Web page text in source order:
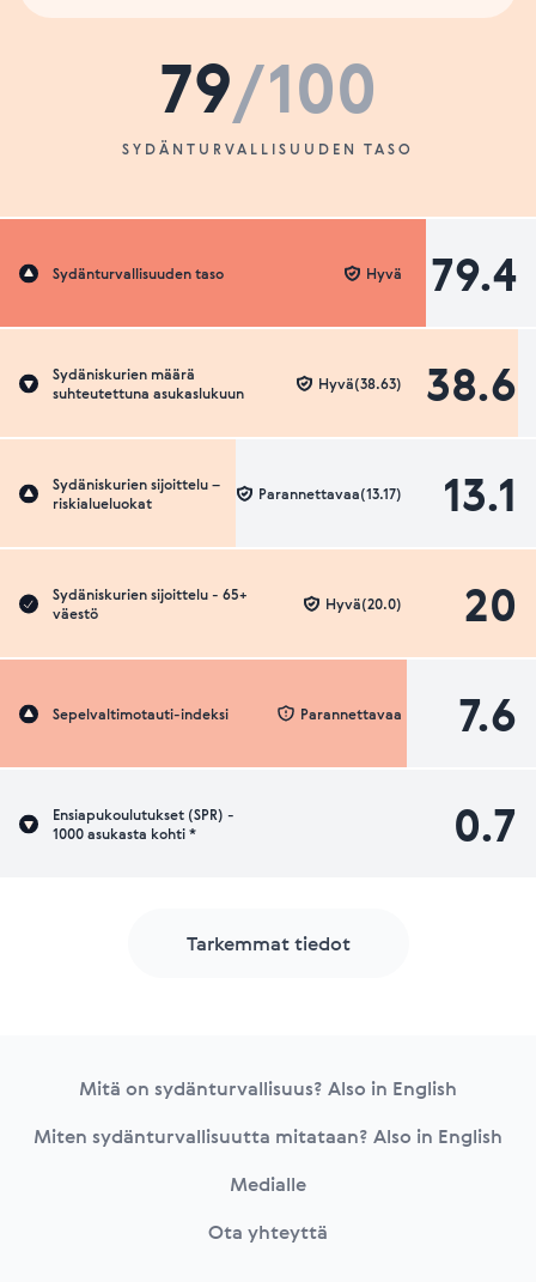
79/100
SYDÄNTURVALLISUUDEN TASO
Sydänturvallisuuden taso 79.4
Hyvä
Sydäniskurien määrä
suhteutettuna asukaslukuun
38.6
Hyvä(38.63)
Sydäniskurien sijoittelu –
riskialueluokat
13.1
Parannettavaa(13.17)
Sydäniskurien sijoittelu - 65+
väestö
20
Hyvä(20.0)
Sepelvaltimotauti-indeksi 7.6
Parannettavaa
Ensiapukoulutukset (SPR) -
1000 asukasta kohti *
0.7
Tarkemmat tiedot
Mitä on sydänturvallisuus? Also in English
Miten sydänturvallisuutta mitataan? Also in English
Medialle
Ota yhteyttä